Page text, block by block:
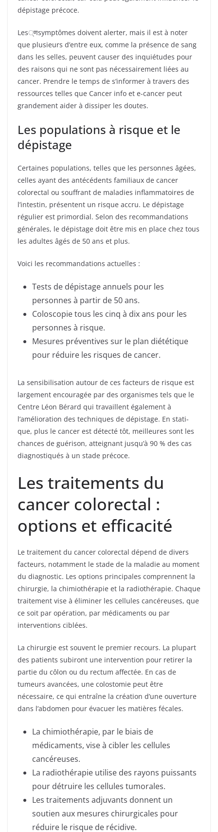
dépistage précoce.
Les्णsymptômes doivent alerter, mais il est à noter
que plusieurs d’entre eux, comme la présence de sang
dans les selles, peuvent causer des inquiétudes pour
des raisons qui ne sont pas nécessairement liées au
cancer. Prendre le temps de s’informer à travers des
ressources telles que Cancer info et e-cancer peut
grandement aider à dissiper les doutes.
Les populations à risque et le
dépistage
Certaines populations, telles que les personnes âgées,
celles ayant des antécédents familiaux de cancer
colorectal ou souffrant de maladies inflammatoires de
l’intestin, présentent un risque accru. Le dépistage
régulier est primordial. Selon des recommandations
générales, le dépistage doit être mis en place chez tous
les adultes âgés de 50 ans et plus.
Voici les recommandations actuelles :
Tests de dépistage annuels pour les
personnes à partir de 50 ans.
Coloscopie tous les cinq à dix ans pour les
personnes à risque.
Mesures préventives sur le plan diététique
pour réduire les risques de cancer.
La sensibilisation autour de ces facteurs de risque est
largement encouragée par des organismes tels que le
Centre Léon Bérard qui travaillent également à
l’amélioration des techniques de dépistage. En stati­
que, plus le cancer est détecté tôt, meilleures sont les
chances de guérison, atteignant jusqu’à 90 % des cas
diagnostiqués à un stade précoce.
Les traitements du
cancer colorectal :
options et efficacité
Le traitement du cancer colorectal dépend de divers
facteurs, notamment le stade de la maladie au moment
du diagnostic. Les options principales comprennent la
chirurgie, la chimiothérapie et la radiothérapie. Chaque
traitement vise à éliminer les cellules cancéreuses, que
ce soit par opération, par médicaments ou par
interventions ciblées.
La chirurgie est souvent le premier recours. La plupart
des patients subiront une intervention pour retirer la
partie du côlon ou du rectum affectée. En cas de
tumeurs avancées, une colostomie peut être
nécessaire, ce qui entraîne la création d’une ouverture
dans l’abdomen pour évacuer les matières fécales.
La chimiothérapie, par le biais de
médicaments, vise à cibler les cellules
cancéreuses.
La radiothérapie utilise des rayons puissants
pour détruire les cellules tumorales.
Les traitements adjuvants donnent un
soutien aux mesures chirurgicales pour
réduire le risque de récidive.